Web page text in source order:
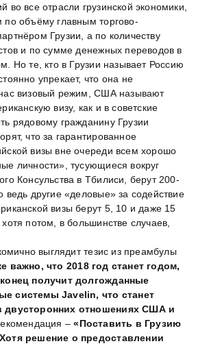
во все отрасли грузинской экономики,
по объёму главным торгово-
Грузии, а по количеству
и по сумме денежных переводов в
Но те, кто в Грузии называет Россию
упрекает, что она не
визовый режим, США называют
визу, как и в советские
рядовому гражданину Грузии
что за гарантированное
визы вне очереди всем хорошо
личности», тусующиеся вокруг
Консульства в Тбилиси, берут 200-
ведь другие «деловые» за содействие
визы берут 5, 10 и даже 15
потом, в большинстве случаев,
выглядит тезис из преамбулы
важно, что 2018 год станет годом,
получит долгожданные
системы Javelin, что станет
двусторонних отношениях США и
–«Поставить в Грузию
решение о предоставлении